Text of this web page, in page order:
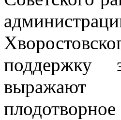
поддержку
выражают